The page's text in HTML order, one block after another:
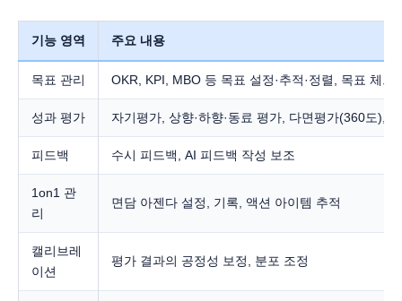
기능 영역 주요 내용
목표 관리 OKR, KPI, MBO 등 목표 설정·추적·정렬, 목표 체크
성과 평가 자기평가, 상향·하향·동료 평가, 다면평가(360도),
피드백 수시 피드백, AI 피드백 작성 보조
1on1 관
리
면담 아젠다 설정, 기록, 액션 아이템 추적
캘리브레
이션
평가 결과의 공정성 보정, 분포 조정